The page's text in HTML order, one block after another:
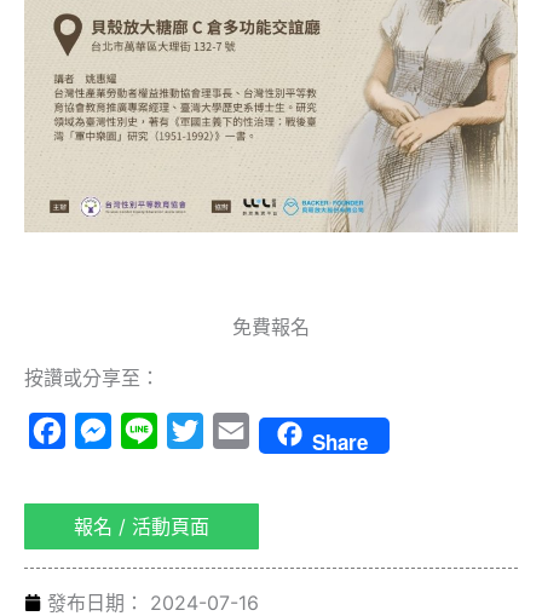
免費報名
按讚或分享至：
FacebookMessenger
Line TwitterEmail Share
報名 / 活動頁面
發布日期：
2024-07-16